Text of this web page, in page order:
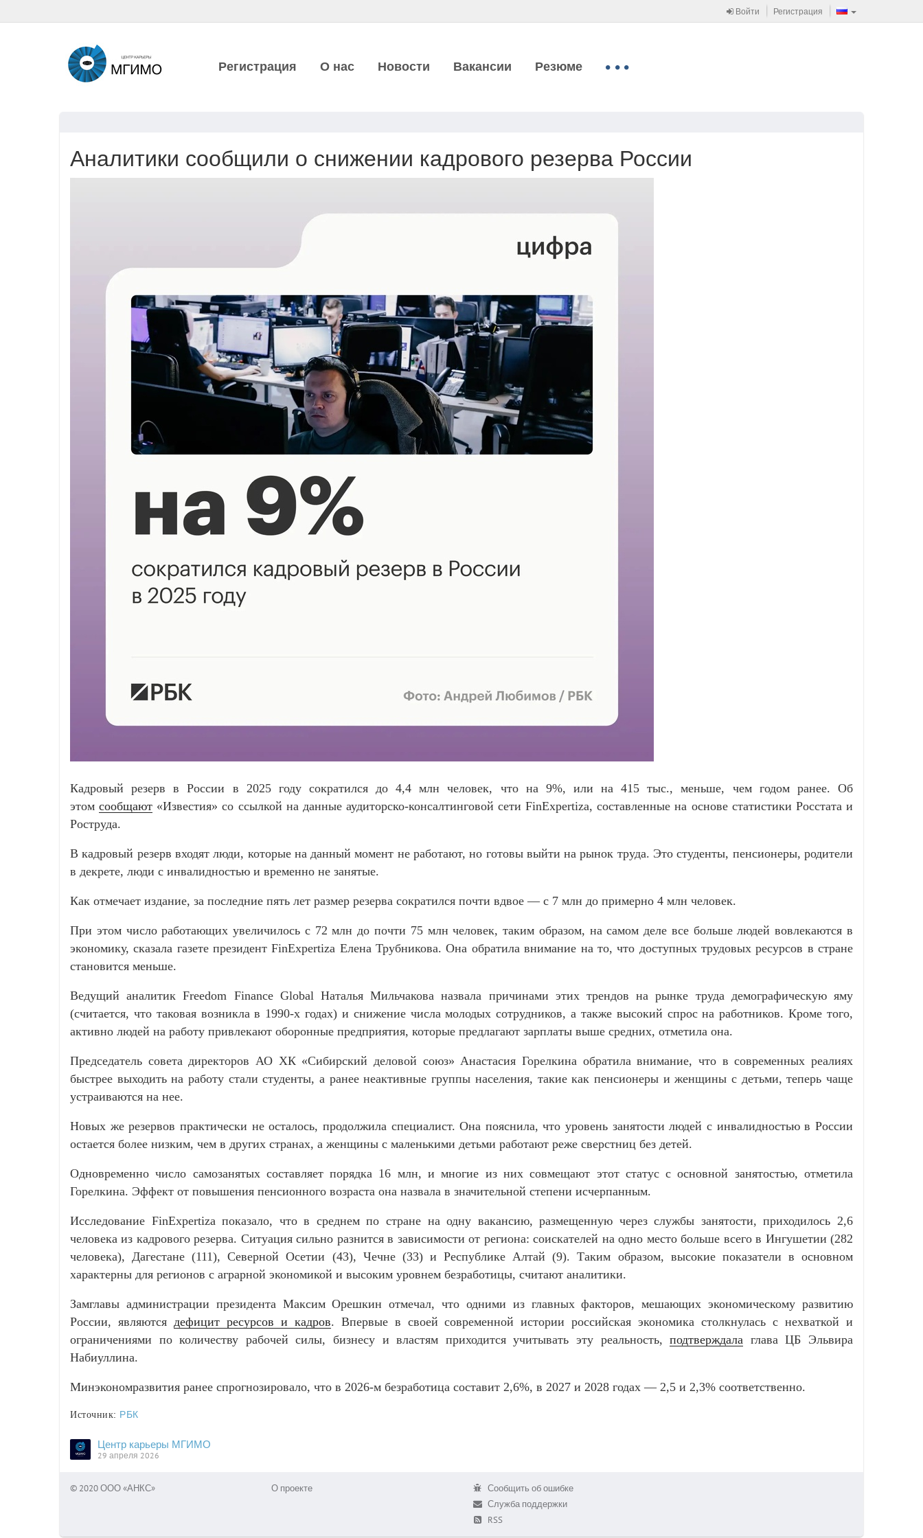
Войти Регистрация
Регистрация О нас Новости Вакансии Резюме
Аналитики сообщили о снижении кадрового резерва России
Кадровый резерв в России в 2025 году сократился до 4,4 млн человек, что на 9%, или на 415 тыс., меньше, чем годом ранее. Об
этомсообщают «Известия» со ссылкой на данные аудиторско-консалтинговой сети FinExpertiza, составленные на основе статистики Росстата и
Роструда.
В кадровый резерв входят люди, которые на данный момент не работают, но готовы выйти на рынок труда. Это студенты, пенсионеры, родители
в декрете, люди с инвалидностью и временно не занятые.
Как отмечает издание, за последние пять лет размер резерва сократился почти вдвое — с 7 млн до примерно 4 млн человек.
При этом число работающих увеличилось с 72 млн до почти 75 млн человек, таким образом, на самом деле все больше людей вовлекаются в
экономику, сказала газете президент FinExpertiza Елена Трубникова. Она обратила внимание на то, что доступных трудовых ресурсов в стране
становится меньше.
Ведущий аналитик Freedom Finance Global Наталья Мильчакова назвала причинами этих трендов на рынке труда демографическую яму
(считается, что таковая возникла в 1990-х годах) и снижение числа молодых сотрудников, а также высокий спрос на работников. Кроме того,
активно людей на работу привлекают оборонные предприятия, которые предлагают зарплаты выше средних, отметила она.
Председатель совета директоров АО ХК «Сибирский деловой союз» Анастасия Горелкина обратила внимание, что в современных реалиях
быстрее выходить на работу стали студенты, а ранее неактивные группы населения, такие как пенсионеры и женщины с детьми, теперь чаще
устраиваются на нее.
Новых же резервов практически не осталось, продолжила специалист. Она пояснила, что уровень занятости людей с инвалидностью в России
остается более низким, чем в других странах, а женщины с маленькими детьми работают реже сверстниц без детей.
Одновременно число самозанятых составляет порядка 16 млн, и многие из них совмещают этот статус с основной занятостью, отметила
Горелкина. Эффект от повышения пенсионного возраста она назвала в значительной степени исчерпанным.
Исследование FinExpertiza показало, что в среднем по стране на одну вакансию, размещенную через службы занятости, приходилось 2,6
человека из кадрового резерва. Ситуация сильно разнится в зависимости от региона: соискателей на одно место больше всего в Ингушетии (282
человека), Дагестане (111), Северной Осетии (43), Чечне (33) и Республике Алтай (9). Таким образом, высокие показатели в основном
характерны для регионов с аграрной экономикой и высоким уровнем безработицы, считают аналитики.
Замглавы администрации президента Максим Орешкин отмечал, что одними из главных факторов, мешающих экономическому развитию
России, являются дефицит ресурсов и кадров. Впервые в своей современной истории российская экономика столкнулась с нехваткой и
ограничениями по количеству рабочей силы, бизнесу и властям приходится учитывать эту реальность,подтверждала глава ЦБ Эльвира
Набиуллина.
Минэкономразвития ранее спрогнозировало, что в 2026-м безработица составит 2,6%, в 2027 и 2028 годах — 2,5 и 2,3% соответственно.
Источник: РБК
Центр карьеры МГИМО
29 апреля 2026
© 2020 ООО «АНКС» О проекте
Сообщить об ошибке
Служба поддержки
RSS